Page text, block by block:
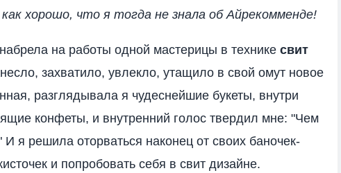
хорошо, что я тогда не знала об Айрекомменде!
на работы одной мастерицы в технике свит
захватило, увлекло, утащило в свой омут новое
разглядывала я чудеснейшие букеты, внутри
конфеты, и внутренний голос твердил мне: "Чем
я решила оторваться наконец от своих баночек-
и попробовать себя в свит дизайне.